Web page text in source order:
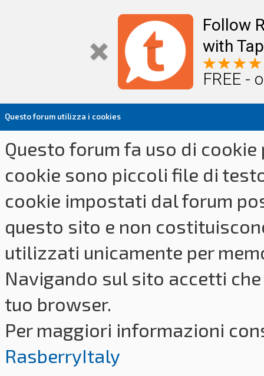
Follow
with
FREE -
Questo forum utilizza i cookies
Questo forum fa uso di
cookie sono piccoli file di
cookie impostati dal forum
questo sito e non
utilizzati unicamente per
Navigando sul sito accetti
tuo browser.
Per maggiori informazioni
RasberryItaly